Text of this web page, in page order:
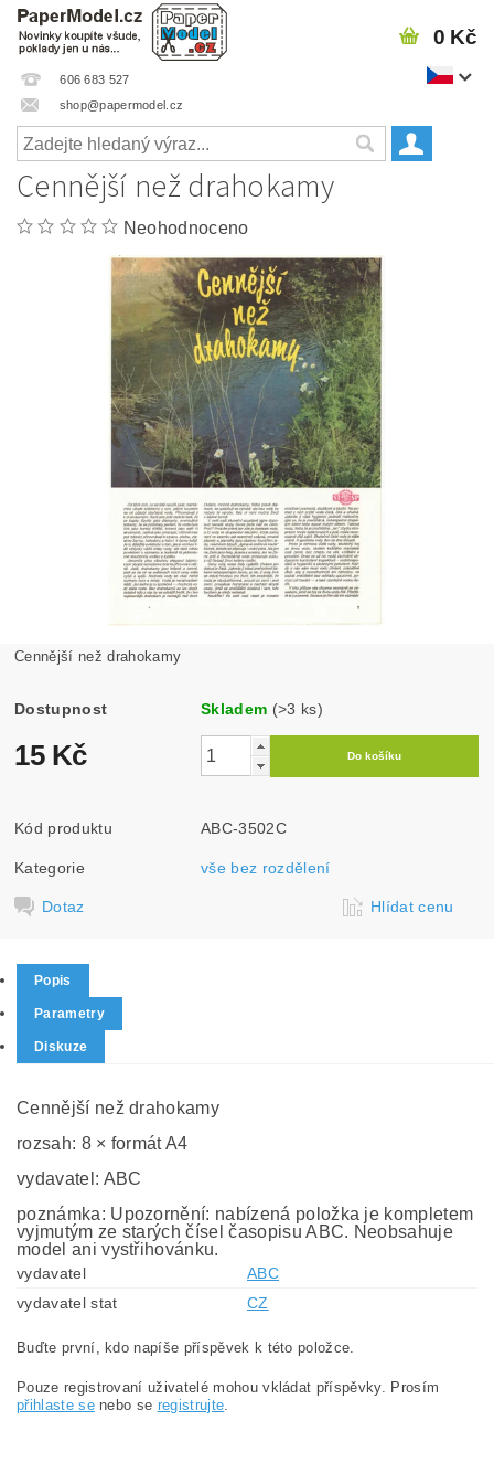
606 683 527
shop@papermodel.cz
0 Kč
Cennější než drahokamy
Neohodnoceno
Cennější než drahokamy
Dostupnost Skladem (>3 ks)
15 Kč
Kód produktu ABC-3502C
Kategorie vše bez rozdělení
Dotaz Hlídat cenu
Popis
Parametry
Diskuze
Cennější než drahokamy
rozsah: 8 × formát A4
vydavatel: ABC
poznámka: Upozornění: nabízená položka je kompletem
vyjmutým ze starých čísel časopisu ABC. Neobsahuje
model ani vystřihovánku.
vydavatel
ABC
vydavatel stat
CZ
Buďte první, kdo napíše příspěvek k této položce.
Pouze registrovaní uživatelé mohou vkládat příspěvky. Prosím
přihlaste senebo se registrujte.